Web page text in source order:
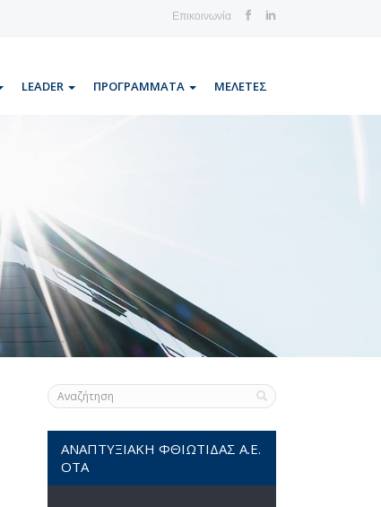
Επικοινωνία
LEADER ΠΡΟΓΡΑΜΜΑΤΑ ΜΕΛΕΤΕΣ
ΑΝΑΠΤΥΞΙΑΚΗ ΦΘΙΩΤΙΔΑΣ Α.Ε.
ΟΤΑ